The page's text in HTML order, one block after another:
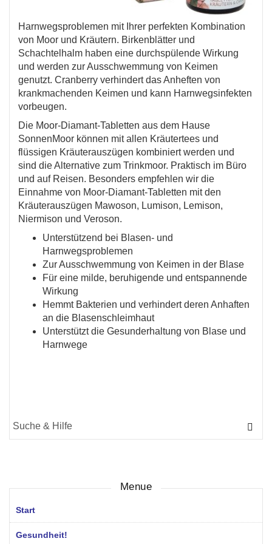
Harnwegsproblemen mit Ihrer perfekten Kombination
von Moor und Kräutern. Birkenblätter und
Schachtelhalm haben eine durchspülende Wirkung
und werden zur Ausschwemmung von Keimen
genutzt. Cranberry verhindert das Anheften von
krankmachenden Keimen und kann Harnwegsinfekten
vorbeugen.
Die Moor-Diamant-Tabletten aus dem Hause
SonnenMoor können mit allen Kräutertees und
flüssigen Kräuterauszügen kombiniert werden und
sind die Alternative zum Trinkmoor. Praktisch im Büro
und auf Reisen. Besonders empfehlen wir die
Einnahme von Moor-Diamant-Tabletten mit den
Kräuterauszügen Mawoson, Lumison, Lemison,
Niermison und Veroson.
Unterstützend bei Blasen- und
Harnwegsproblemen
Zur Ausschwemmung von Keimen in der Blase
Für eine milde, beruhigende und entspannende
Wirkung
Hemmt Bakterien und verhindert deren Anhaften
an die Blasenschleimhaut
Unterstützt die Gesunderhaltung von Blase und
Harnwege
Menue
Start
Gesundheit!